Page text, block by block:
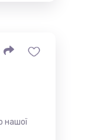
нашої